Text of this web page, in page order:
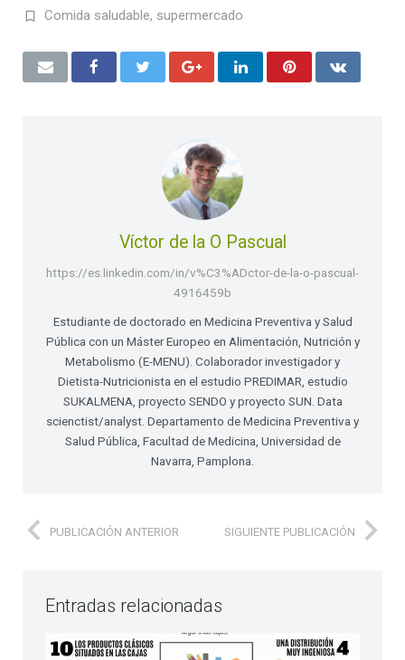
Comida saludable, supermercado
Víctor de la O Pascual
https://es.linkedin.com/in/v%C3%ADctor-de-la-o-pascual-
4916459b
Estudiante de doctorado en Medicina Preventiva y Salud
Pública con un Máster Europeo en Alimentación, Nutrición y
Metabolismo (E-MENU). Colaborador investigador y
Dietista-Nutricionista en el estudio PREDIMAR, estudio
SUKALMENA, proyecto SENDO y proyecto SUN. Data
scienctist/analyst. Departamento de Medicina Preventiva y
Salud Pública, Facultad de Medicina, Universidad de
Navarra, Pamplona.
PUBLICACIÓN ANTERIOR SIGUIENTE PUBLICACIÓN
Entradas relacionadas